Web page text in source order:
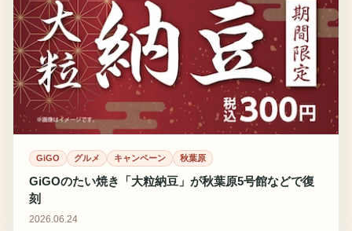
GiGO グルメ キャンペーン 秋葉原
GiGOのたい焼き「大粒納豆」が秋葉原5号館などで復
刻
2026.06.24